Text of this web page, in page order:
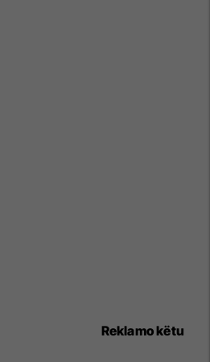
Reklamo këtu